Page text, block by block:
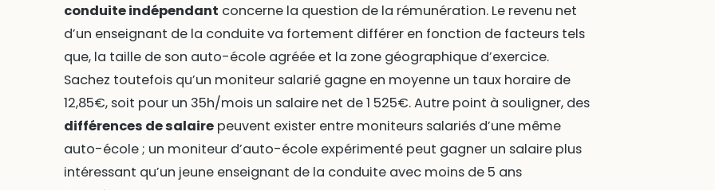
conduite indépendant concerne la question de la rémunération. Le revenu net
d’un enseignant de la conduite va fortement différer en fonction de facteurs tels
que, la taille de son auto-école agréée et la zone géographique d’exercice.
Sachez toutefois qu’un moniteur salarié gagne en moyenne un taux horaire de
12,85€, soit pour un 35h/mois un salaire net de 1 525€. Autre point à souligner, des
différences de salairepeuvent exister entre moniteurs salariés d’une même
auto-école ; un moniteur d’auto-école expérimenté peut gagner un salaire plus
intéressant qu’un jeune enseignant de la conduite avec moins de 5 ans